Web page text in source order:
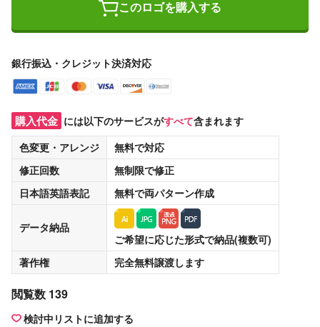
このロゴを購入する
銀行振込・クレジット決済対応
購入代金 には以下のサービスがすべて含まれます
色変更・アレンジ
無料で対応
修正回数
無制限で修正
日本語英語表記
無料で両パターン作成
データ納品
ご希望に応じた形式で納品(複数可)
著作権
完全無料譲渡します
閲覧数 139
検討中リストに追加する